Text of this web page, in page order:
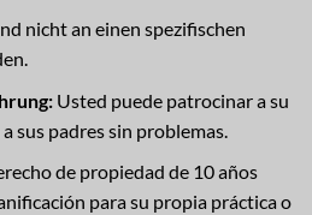
nicht an einen spezifischen
Usted puede patrocinar a su
sus padres sin problemas.
de propiedad de 10 años
para su propia práctica o